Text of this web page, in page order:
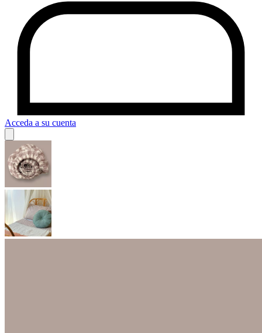
Acceda a su cuenta